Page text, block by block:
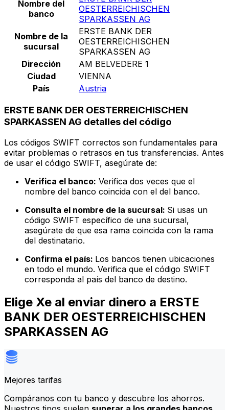
Nombre del
banco
OESTERREICHISCHEN
SPARKASSEN AG
Nombre de la
sucursal
ERSTE BANK DER
OESTERREICHISCHEN
SPARKASSEN AG
Dirección
AM BELVEDERE 1
Ciudad
VIENNA
País
Austria
ERSTE BANK DER OESTERREICHISCHEN
SPARKASSEN AG detalles del código
Los códigos SWIFT correctos son fundamentales para
evitar problemas o retrasos en tus transferencias. Antes
de usar el código SWIFT, asegúrate de:
Verifica el banco: Verifica dos veces que el
nombre del banco coincida con el del banco.
Consulta el nombre de la sucursal: Si usas un
código SWIFT específico de una sucursal,
asegúrate de que esa rama coincida con la rama
del destinatario.
Confirma el país: Los bancos tienen ubicaciones
en todo el mundo. Verifica que el código SWIFT
corresponda al país del banco de destino.
Elige Xe al enviar dinero a ERSTE
BANK DER OESTERREICHISCHEN
SPARKASSEN AG
Mejores tarifas
Compáranos con tu banco y descubre los ahorros.